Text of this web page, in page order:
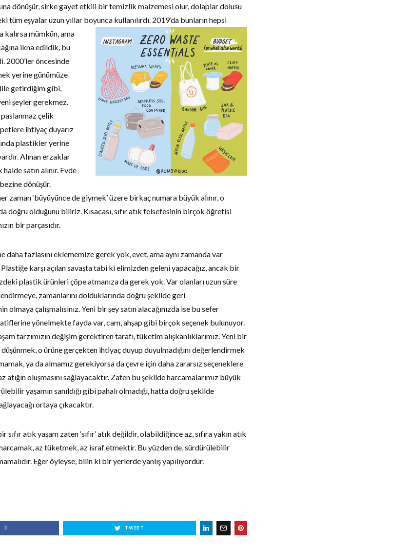
dönüşür, sirke gayet etkili bir temizlik malzemesi olur, dolaplar dolusu
tüm eşyalar uzun yıllar boyunca kullanılırdı. 2019’da bunların hepsi
kalırsa mümkün, ama
ikna edildik, bu
2000’ler öncesinde
yerine günümüze
getirdiğim gibi,
şeyler gerekmez.
çelik
ihtiyaç duyarız
plastikler yerine
Alınan erzaklar
satın alınır. Evde
dönüşür.
zaman ‘büyüyünce de giymek’ üzere birkaç numara büyük alınır, o
doğru olduğunu biliriz. Kısacası, sıfır atık felsefesinin birçok öğretisi
bir parçasıdır.
daha fazlasını eklememize gerek yok, evet, ama aynı zamanda var
karşı açılan savaşta tabi ki elimizden geleni yapacağız, ancak bir
plastik ürünleri çöpe atmanıza da gerek yok. Var olanları uzun süre
zamanlarını dolduklarında doğru şekilde geri
çalışmalısınız. Yeni bir şey satın alacağınızda ise bu sefer
yönelmekte fayda var, cam, ahşap gibi birçok seçenek bulunuyor.
tarzımızın değişim gerektiren tarafı, tüketim alışkanlıklarımız. Yeni bir
o ürüne gerçekten ihtiyaç duyup duyulmadığını değerlendirmek
ya da almamız gerekiyorsa da çevre için daha zararsız seçeneklere
atığın oluşmasını sağlayacaktır. Zaten bu şekilde harcamalarımız büyük
yaşamın sanıldığı gibi pahalı olmadığı, hatta doğru şekilde
ortaya çıkacaktır.
sıfır atık yaşam zaten ‘sıfır’ atık değildir, olabildiğince az, sıfıra yakın atık
az tüketmek, az israf etmektir. Bu yüzden de, sürdürülebilir
Eğer öyleyse, bilin ki bir yerlerde yanlış yapılıyordur.
3 TWEET